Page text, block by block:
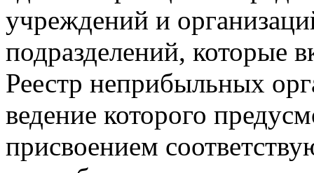
учреждений и
подразделений, которые
Реестр неприбыльных
ведение которого
присвоением